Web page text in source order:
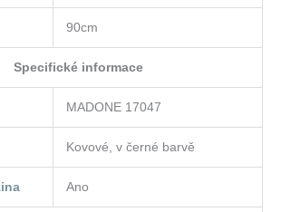
90cm
Specifické informace
MADONE 17047
Kovové, v černé barvě
Ano